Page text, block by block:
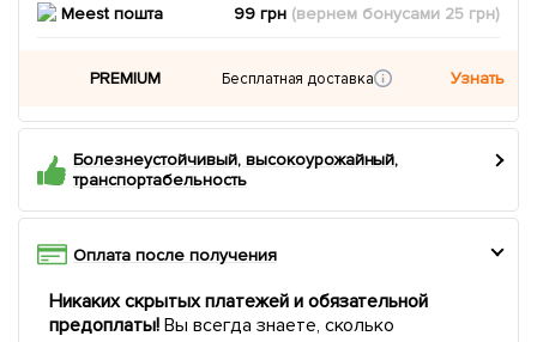
Meest пошта 99 грн (вернем бонусами 25 грн)
PREMIUM Бесплатная доставка Узнать
Болезнеустойчивый, высокоурожайный,
транспортабельность
Оплата после получения
Никаких скрытых платежей и обязательной
предоплаты!Вы всегда знаете, сколько